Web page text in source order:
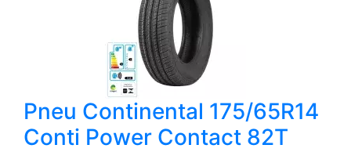
Pneu Continental 175/65R14
Conti Power Contact 82T